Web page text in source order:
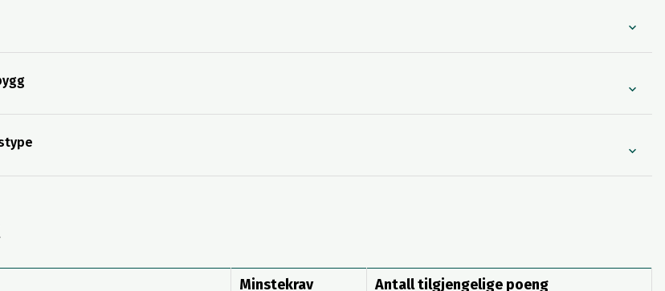
Minstekrav Antall tilgjengelige poeng